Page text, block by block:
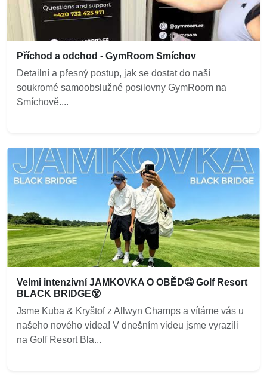
Příchod a odchod - GymRoom Smíchov
Detailní a přesný postup, jak se dostat do naší
soukromé samoobslužné posilovny GymRoom na
Smíchově....
Velmi intenzivní JAMKOVKA O OBĚD🤤 Golf Resort
BLACK BRIDGE😵
Jsme Kuba & Kryštof z Allwyn Champs a vítáme vás u
našeho nového videa! V dnešním videu jsme vyrazili
na Golf Resort Bla...